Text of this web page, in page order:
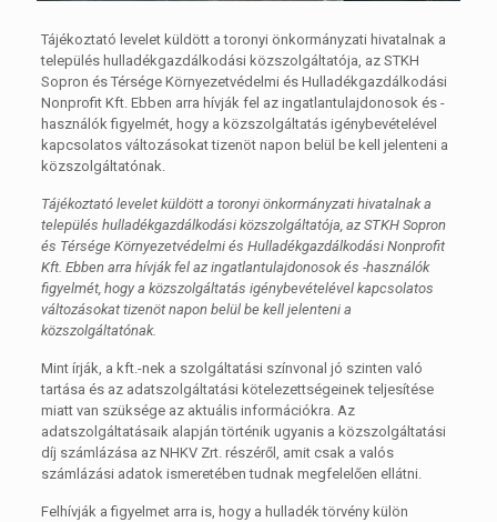
Tájékoztató levelet küldött a toronyi önkormányzati hivatalnak a
település hulladékgazdálkodási közszolgáltatója, az STKH
Sopron és Térsége Környezetvédelmi és Hulladékgazdálkodási
Nonprofit Kft. Ebben arra hívják fel az ingatlantulajdonosok és -
használók figyelmét, hogy a közszolgáltatás igénybevételével
kapcsolatos változásokat tizenöt napon belül be kell jelenteni a
közszolgáltatónak.
Tájékoztató levelet küldött a toronyi önkormányzati hivatalnak a
település hulladékgazdálkodási közszolgáltatója, az STKH Sopron
és Térsége Környezetvédelmi és Hulladékgazdálkodási Nonprofit
Kft. Ebben arra hívják fel az ingatlantulajdonosok és -használók
figyelmét, hogy a közszolgáltatás igénybevételével kapcsolatos
változásokat tizenöt napon belül be kell jelenteni a
közszolgáltatónak.
Mint írják, a kft.-nek a szolgáltatási színvonal jó szinten való
tartása és az adatszolgáltatási kötelezettségeinek teljesítése
miatt van szüksége az aktuális információkra. Az
adatszolgáltatásaik alapján történik ugyanis a közszolgáltatási
díj számlázása az NHKV Zrt. részéről, amit csak a valós
számlázási adatok ismeretében tudnak megfelelően ellátni.
Felhívják a figyelmet arra is, hogy a hulladék törvény külön